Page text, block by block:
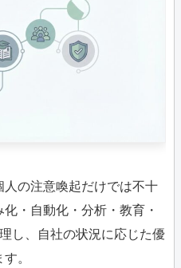
人の注意喚起だけでは不十
・自動化・分析・教育・
し、自社の状況に応じた優
。